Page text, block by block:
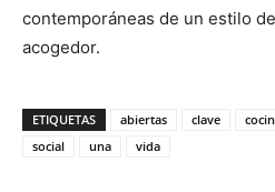
contemporáneas de un estilo
acogedor.
ETIQUETAS abiertas clave
social
una vida